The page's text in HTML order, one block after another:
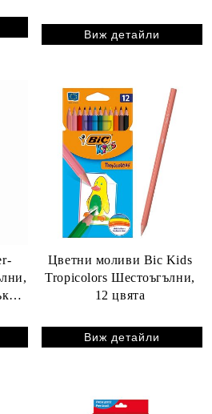
Виж детайли
Цветни моливи Bic Kids
Tropicolors Шестоъгълни,
12 цвята
Виж детайли